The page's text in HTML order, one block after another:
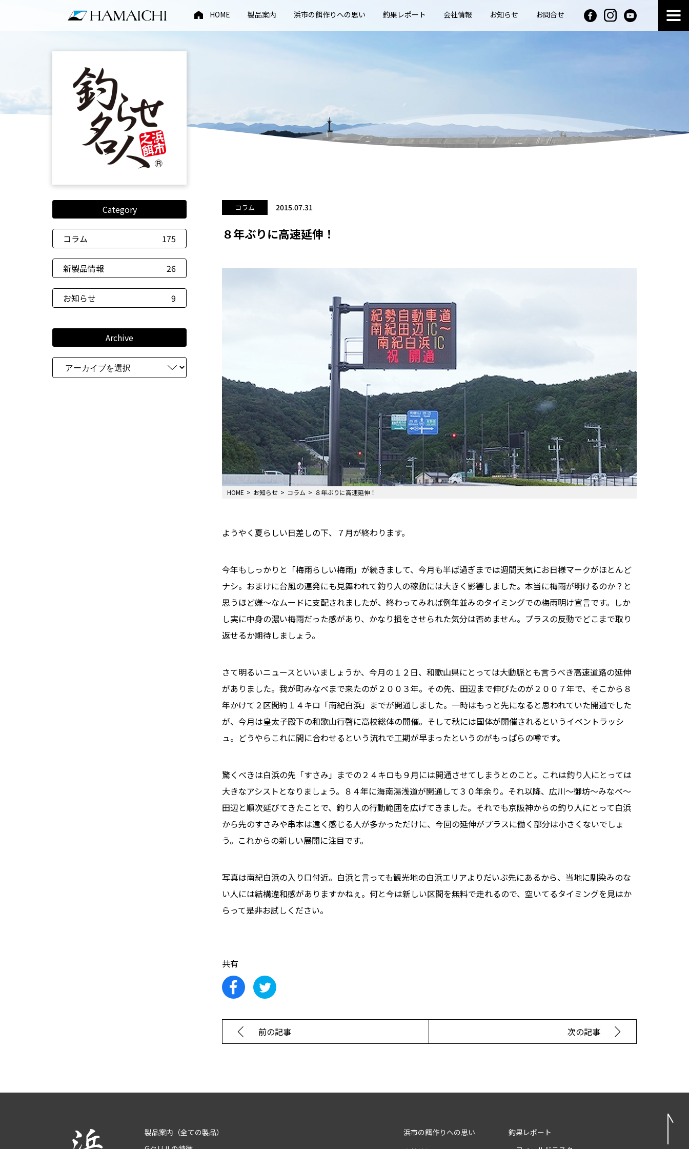
HOME 製品案内 浜市の餌作りへの思い 釣果レポート 会社情報 お知らせ お問合せ
Category
コラム 175
新製品情報 26
お知らせ 9
Archive
コラム 2015.07.31
８年ぶりに高速延伸！
HOME お知らせ コラム ８年ぶりに高速延伸！
ようやく夏らしい日差しの下、７月が終わります。
今年もしっかりと「梅雨らしい梅雨」が続きまして、今月も半ば過ぎまでは週間天気にお日様マークがほとんど
ナシ。おまけに台風の連発にも見舞われて釣り人の稼動には大きく影響しました。本当に梅雨が明けるのか？と
思うほど嫌～なムードに支配されましたが、終わってみれば例年並みのタイミングでの梅雨明け宣言です。しか
し実に中身の濃い梅雨だった感があり、かなり損をさせられた気分は否めません。プラスの反動でどこまで取り
返せるか期待しましょう。
さて明るいニュースといいましょうか、今月の１２日、和歌山県にとっては大動脈とも言うべき高速道路の延伸
がありました。我が町みなべまで来たのが２００３年。その先、田辺まで伸びたのが２００７年で、そこから８
年かけて２区間約１４キロ「南紀白浜」までが開通しました。一時はもっと先になると思われていた開通でした
が、今月は皇太子殿下の和歌山行啓に高校総体の開催。そして秋には国体が開催されるというイベントラッシ
ュ。どうやらこれに間に合わせるという流れで工期が早まったというのがもっぱらの噂です。
驚くべきは白浜の先「すさみ」までの２４キロも９月には開通させてしまうとのこと。これは釣り人にとっては
大きなアシストとなりましょう。８４年に海南湯浅道が開通して３０年余り。それ以降、広川～御坊～みなべ～
田辺と順次延びてきたことで、釣り人の行動範囲を広げてきました。それでも京阪神からの釣り人にとって白浜
から先のすさみや串本は遠く感じる人が多かっただけに、今回の延伸がプラスに働く部分は小さくないでしょ
う。これからの新しい展開に注目です。
写真は南紀白浜の入り口付近。白浜と言っても観光地の白浜エリアよりだいぶ先にあるから、当地に馴染みのな
い人には結構違和感がありますかねぇ。何と今は新しい区間を無料で走れるので、空いてるタイミングを見はか
らって是非お試しください。
共有
前の記事 次の記事
製品案内 （全ての製品）
浜市の餌作りへの思い
釣果レポート